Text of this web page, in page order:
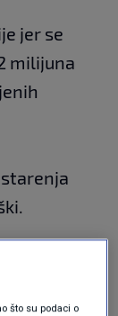
jer se
milijuna
što su podaci o